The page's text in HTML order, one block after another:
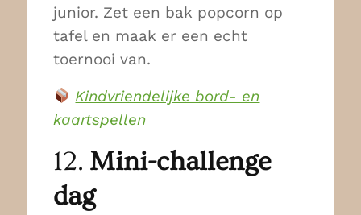
junior. Zet een bak popcorn op
tafel en maak er een echt
toernooi van.
Kindvriendelijke bord- en
kaartspellen
12. Mini-challenge
dag